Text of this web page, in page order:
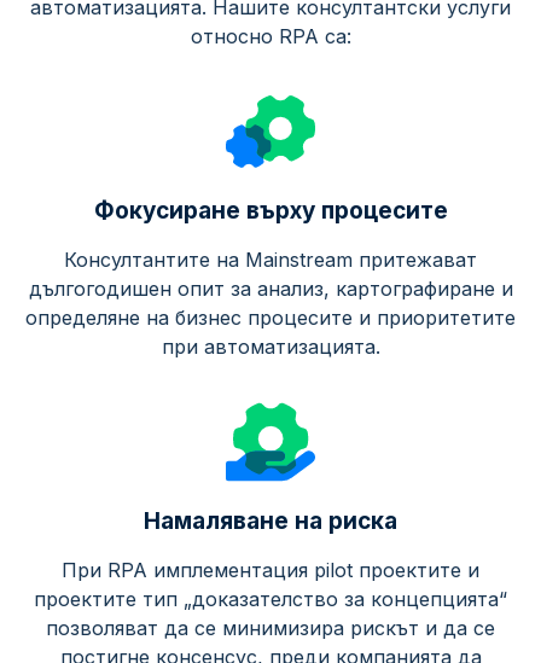
автоматизацията. Нашите консултантски услуги
относно RPA са:
Фокусиране върху процесите
Консултантите на Mainstream притежават
дългогодишен опит за анализ, картографиране и
определяне на бизнес процесите и приоритетите
при автоматизацията.
Намаляване на риска
При RPA имплементация pilot проектите и
проектите тип „доказателство за концепцията“
позволяват да се минимизира рискът и да се
постигне консенсус, преди компанията да